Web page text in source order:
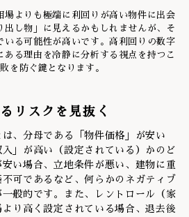
場よりも極端に利回りが高い物件に出会
出し物」に見えるかもしれませんが、そ
いる可能性が高いです。高利回りの数字
ある理由を冷静に分析する視点を持つこ
を防ぐ鍵となります。
リスクを見抜く
、分母である「物件価格」が安い
」が高い（設定されている）かのど
い場合、立地条件が悪い、建物に重
可であるなど、何らかのネガティブ
般的です。また、レントロール（家
り高く設定されている場合、退去後